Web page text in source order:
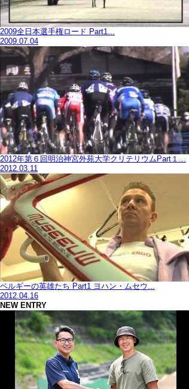
2009全日本選手権ロード Part1...
2009.07.04
2012年第６回明治神宮外苑大学クリテリウムPart１...
2012.03.11
ベルギーの英雄たち Part1 ヨハン・ムセウ...
2012.04.16
NEW ENTRY